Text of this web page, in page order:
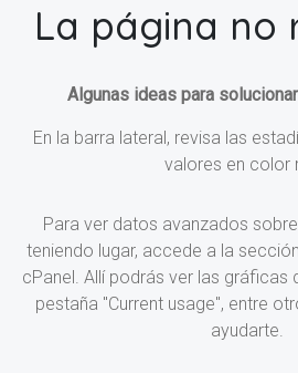
La página no
Algunas ideas para
En la barra lateral, revisa las
valores en color
Para ver datos avanzados
teniendo lugar, accede a la
cPanel. Allí podrás ver las gráficas
pestaña "Current usage", entre
ayudarte.